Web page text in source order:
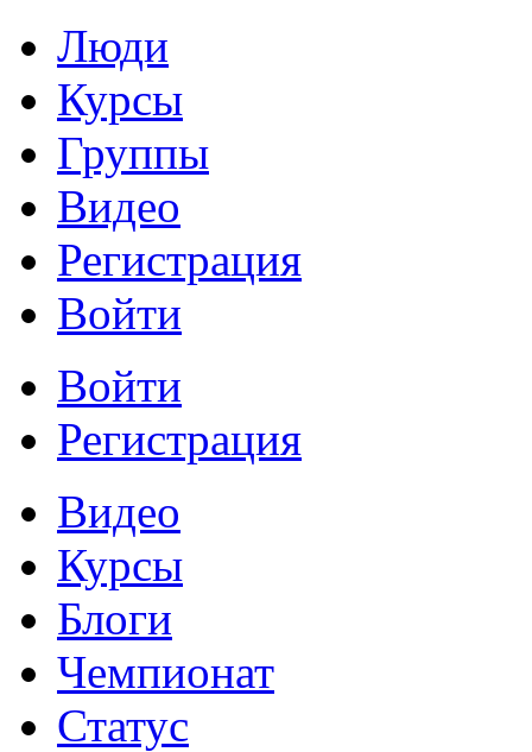
Люди
Курсы
Группы
Видео
Регистрация
Войти
Войти
Регистрация
Видео
Курсы
Блоги
Чемпионат
Статус